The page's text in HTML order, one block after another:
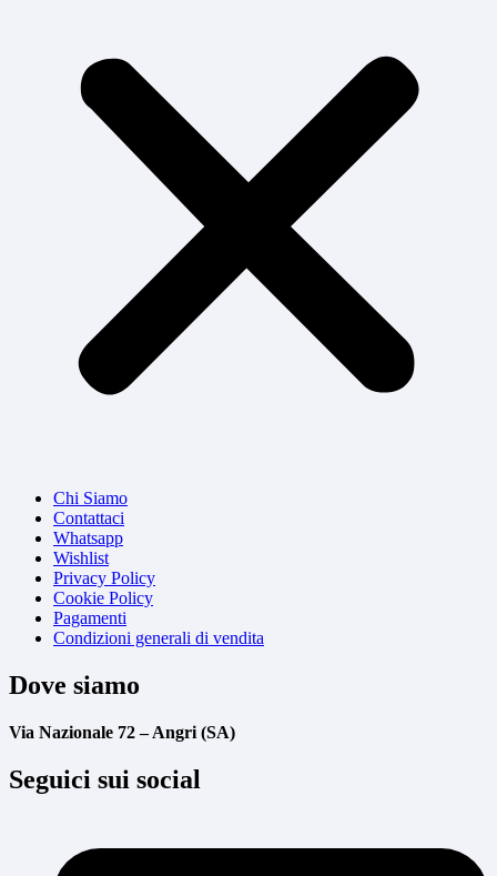
Chi Siamo
Contattaci
Whatsapp
Wishlist
Privacy Policy
Cookie Policy
Pagamenti
Condizioni generali di vendita
Dove siamo
Via Nazionale 72 – Angri (SA)
Seguici sui social